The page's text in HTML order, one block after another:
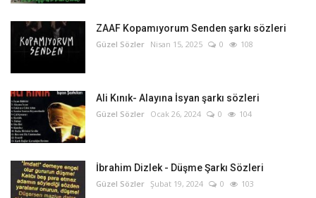
ZAAF Kopamıyorum Senden şarkı sözleri
Güzel Sözler Nisan 15, 2025 0 108
Ali Kınık- Alayına İsyan şarkı sözleri
Güzel Sözler Ocak 26, 2024 0 104
İbrahim Dizlek - Düşme Şarkı Sözleri
Güzel Sözler Şubat 19, 2024 0 103